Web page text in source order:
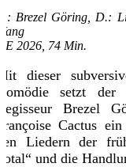
Brezel Göring, D.:
2026, 74 Min.
dieser
setzt der
Brezel
Cactus
Liedern der
und die